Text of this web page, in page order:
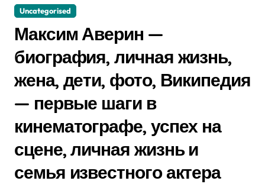
Uncategorised
Максим Аверин —
биография, личная жизнь,
жена, дети, фото, Википедия
— первые шаги в
кинематографе, успех на
сцене, личная жизнь и
семья известного актера